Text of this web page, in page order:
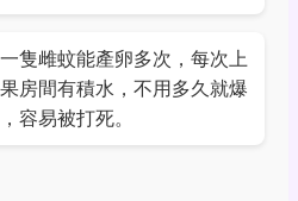
隻雌蚊能產卵多次，每次上
房間有積水，不用多久就爆
容易被打死。